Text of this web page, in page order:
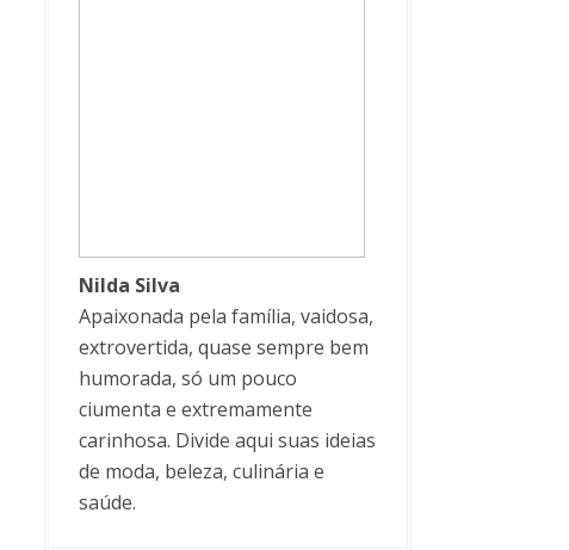
Nilda Silva
Apaixonada pela família, vaidosa,
extrovertida, quase sempre bem
humorada, só um pouco
ciumenta e extremamente
carinhosa. Divide aqui suas ideias
de moda, beleza, culinária e
saúde.